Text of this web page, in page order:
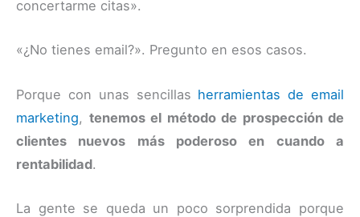
concertarme citas».
«¿No tienes email?». Pregunto en esos casos.
Porque con unas sencillas herramientas de email
marketing, tenemos el método de prospección de
clientes nuevos más poderoso en cuando a
rentabilidad.
La gente se queda un poco sorprendida porque